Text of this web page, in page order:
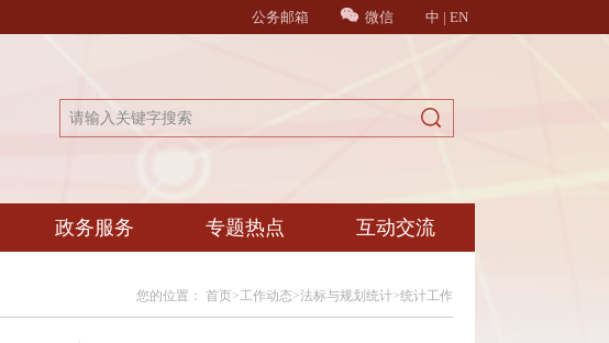
公务邮箱 微信 中 | EN
政务服务 专题热点 互动交流
您的位置： 首页>工作动态>法标与规划统计>统计工作